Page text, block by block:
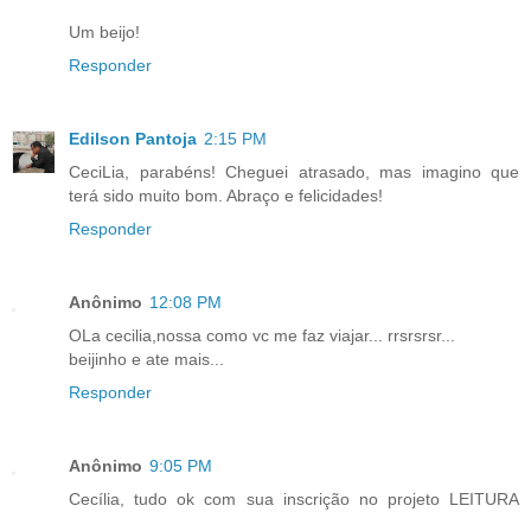
Um beijo!
Responder
Edilson Pantoja 2:15 PM
CeciLia, parabéns! Cheguei atrasado, mas imagino que
terá sido muito bom. Abraço e felicidades!
Responder
Anônimo 12:08 PM
OLa cecilia,nossa como vc me faz viajar... rrsrsrsr...
beijinho e ate mais...
Responder
Anônimo 9:05 PM
Cecília, tudo ok com sua inscrição no projeto LEITURA